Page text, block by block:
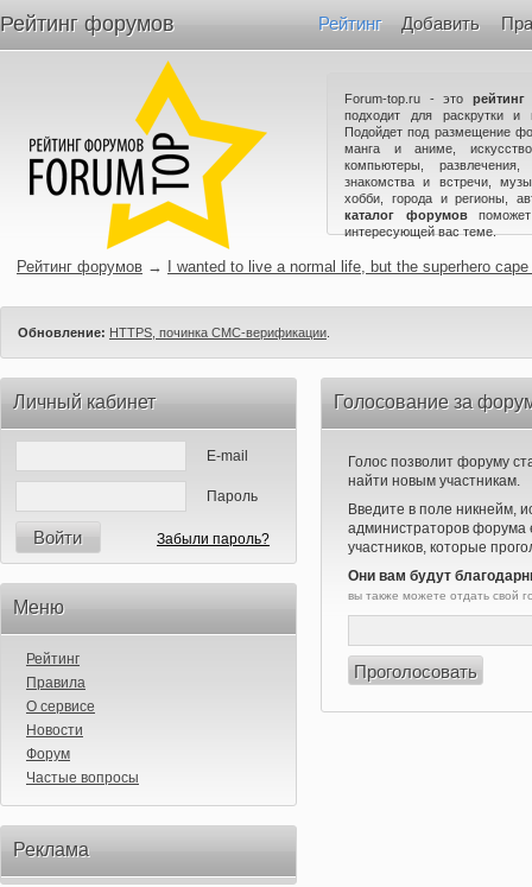
Рейтинг форумов Рейтинг Добавить
Forum-top.ru - это
подходит для раскрутки и
Подойдет под размещение
манга и аниме,
компьютеры,
знакомства и встречи,
хобби, города и регионы,
каталог форумов
интересующей вас теме.
Рейтинг форумов → I wanted to live a normal life, but the superhero
Обновление: HTTPS, починка СМС-верификации
Личный кабинет
E-mail
Пароль
Войти Забыли пароль?
Меню
Рейтинг
Правила
О сервисе
Новости
Форум
Частые вопросы
Реклама
Голосование за
Голос позволит форуму
найти новым участникам.
Введите в поле никнейм,
администраторов форума
участников, которые
Они вам будут
вы также можете отдать свой